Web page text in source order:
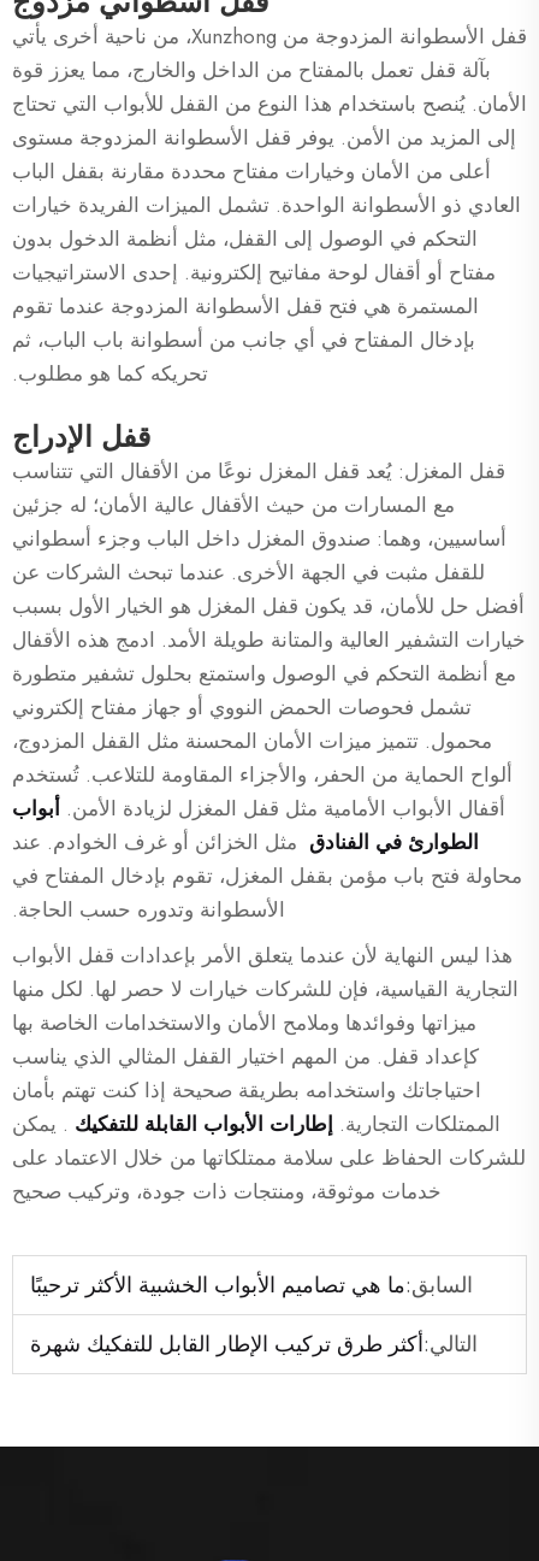
قفل الأسطوانة المزدوجة من Xunzhong، من ناحية أخرى يأتي
بآلة قفل تعمل بالمفتاح من الداخل والخارج، مما يعزز قوة
الأمان. يُنصح باستخدام هذا النوع من القفل للأبواب التي تحتاج
إلى المزيد من الأمن. يوفر قفل الأسطوانة المزدوجة مستوى
أعلى من الأمان وخيارات مفتاح محددة مقارنة بقفل الباب
العادي ذو الأسطوانة الواحدة. تشمل الميزات الفريدة خيارات
التحكم في الوصول إلى القفل، مثل أنظمة الدخول بدون
مفتاح أو أقفال لوحة مفاتيح إلكترونية. إحدى الاستراتيجيات
المستمرة هي فتح قفل الأسطوانة المزدوجة عندما تقوم
بإدخال المفتاح في أي جانب من أسطوانة باب الباب، ثم
تحريكه كما هو مطلوب.
قفل الإدراج
قفل المغزل: يُعد قفل المغزل نوعًا من الأقفال التي تتناسب
مع المسارات من حيث الأقفال عالية الأمان؛ له جزئين
أساسيين، وهما: صندوق المغزل داخل الباب وجزء أسطواني
للقفل مثبت في الجهة الأخرى. عندما تبحث الشركات عن
أفضل حل للأمان، قد يكون قفل المغزل هو الخيار الأول بسبب
خيارات التشفير العالية والمتانة طويلة الأمد. ادمج هذه الأقفال
مع أنظمة التحكم في الوصول واستمتع بحلول تشفير متطورة
تشمل فحوصات الحمض النووي أو جهاز مفتاح إلكتروني
محمول. تتميز ميزات الأمان المحسنة مثل القفل المزدوج،
ألواح الحماية من الحفر، والأجزاء المقاومة للتلاعب. تُستخدم
أقفال الأبواب الأمامية مثل قفل المغزل لزيادة الأمن. أبواب
الطوارئ في الفنادق مثل الخزائن أو غرف الخوادم. عند
محاولة فتح باب مؤمن بقفل المغزل، تقوم بإدخال المفتاح في
الأسطوانة وتدوره حسب الحاجة.
هذا ليس النهاية لأن عندما يتعلق الأمر بإعدادات قفل الأبواب
التجارية القياسية، فإن للشركات خيارات لا حصر لها. لكل منها
ميزاتها وفوائدها وملامح الأمان والاستخدامات الخاصة بها
كإعداد قفل. من المهم اختيار القفل المثالي الذي يناسب
احتياجاتك واستخدامه بطريقة صحيحة إذا كنت تهتم بأمان
الممتلكات التجارية. إطارات الأبواب القابلة للتفكيك . يمكن
للشركات الحفاظ على سلامة ممتلكاتها من خلال الاعتماد على
خدمات موثوقة، ومنتجات ذات جودة، وتركيب صحيح
السابق:ما هي تصاميم الأبواب الخشبية الأكثر ترحيبًا
التالي:أكثر طرق تركيب الإطار القابل للتفكيك شهرة